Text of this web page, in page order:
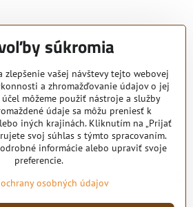
s certifikovaným servisným
súkromia
zlepšenie vašej návštevy tejto webovej
a zhromažďovanie údajov o jej
môžeme použiť nástroje a služby
údaje sa môžu preniesť k
iných krajinách. Kliknutím na „Prijať
svoj súhlas s týmto spracovaním.
informácie alebo upraviť svoje
preferencie.
osobných údajov